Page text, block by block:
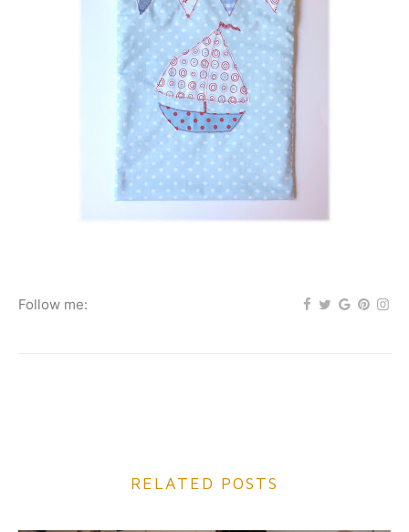
Follow me:
RELATED POSTS